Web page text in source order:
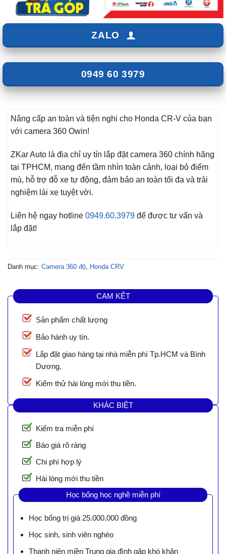
ZALO
0949 60 3979
Nâng cấp an toàn và tiện nghi cho Honda CR-V của bạn
với camera 360 Owin!
ZKar Auto là địa chỉ uy tín lắp đặt camera 360 chính hãng
tại TPHCM, mang đến tầm nhìn toàn cảnh, loại bỏ điểm
mù, hỗ trợ đỗ xe tự động, đảm bảo an toàn tối đa và trải
nghiệm lái xe tuyệt vời.
Liên hệ ngay hotline 0949.60.3979 để được tư vấn và
lắp đặt!
Danh mục: Camera 360 độ Honda CRV
CAM KẾT
Sản phẩm chất lượng
Bảo hành uy tín.
Lắp đặt giao hàng tại nhà miễn phí Tp.HCM và Bình
Dương.
Kiểm thử hài lòng mới thu tiền.
KHÁC BIỆT
Kiểm tra miễn phí
Báo giá rõ ràng
Chi phí hợp lý
Hài lòng mới thu tiền
Học bổng học nghề miễn phí
Học bổng trị giá 25.000.000 đồng
Học sinh, sinh viên nghèo
Thanh niên miền Trung gia đình gặp khó khăn